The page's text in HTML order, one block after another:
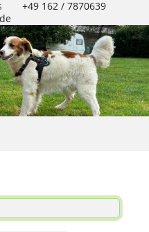
+49 162 / 7870639